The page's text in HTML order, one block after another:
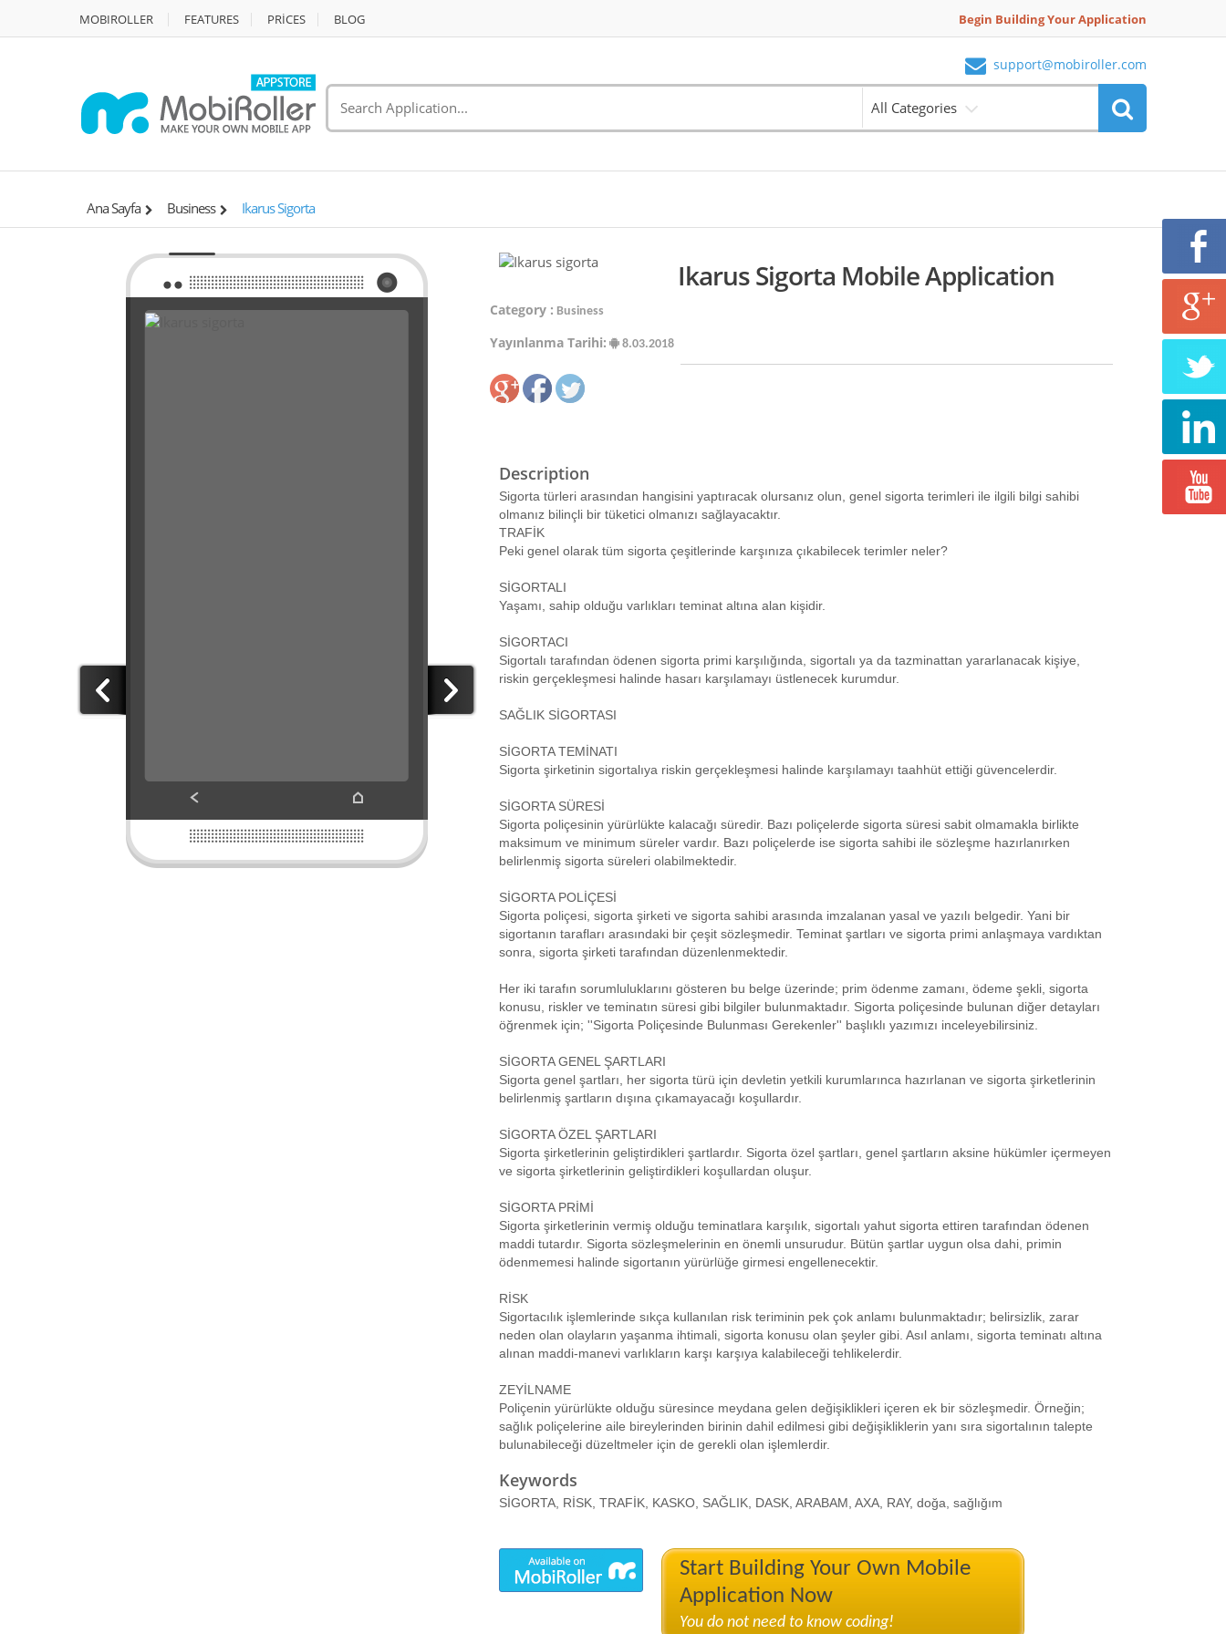
MOBIROLLER FEATURES PRİCES BLOG Begin Building Your Application
support@mobiroller.com
All Categories
Ana Sayfa Business Ikarus Sigorta
Ikarus Sigorta Mobile Application
Category : Business
Yayınlanma Tarihi: 8.03.2018
Description
Sigorta türleri arasından hangisini yaptıracak olursanız olun, genel sigorta terimleri ile ilgili bilgi sahibi
olmanız bilinçli bir tüketici olmanızı sağlayacaktır.
TRAFİK
Peki genel olarak tüm sigorta çeşitlerinde karşınıza çıkabilecek terimler neler?
SİGORTALI
Yaşamı, sahip olduğu varlıkları teminat altına alan kişidir.
SİGORTACI
Sigortalı tarafından ödenen sigorta primi karşılığında, sigortalı ya da tazminattan yararlanacak kişiye,
riskin gerçekleşmesi halinde hasarı karşılamayı üstlenecek kurumdur.
SAĞLIK SİGORTASI
SİGORTA TEMİNATI
Sigorta şirketinin sigortalıya riskin gerçekleşmesi halinde karşılamayı taahhüt ettiği güvencelerdir.
SİGORTA SÜRESİ
Sigorta poliçesinin yürürlükte kalacağı süredir. Bazı poliçelerde sigorta süresi sabit olmamakla birlikte
maksimum ve minimum süreler vardır. Bazı poliçelerde ise sigorta sahibi ile sözleşme hazırlanırken
belirlenmiş sigorta süreleri olabilmektedir.
SİGORTA POLİÇESİ
Sigorta poliçesi, sigorta şirketi ve sigorta sahibi arasında imzalanan yasal ve yazılı belgedir. Yani bir
sigortanın tarafları arasındaki bir çeşit sözleşmedir. Teminat şartları ve sigorta primi anlaşmaya vardıktan
sonra, sigorta şirketi tarafından düzenlenmektedir.
Her iki tarafın sorumluluklarını gösteren bu belge üzerinde; prim ödenme zamanı, ödeme şekli, sigorta
konusu, riskler ve teminatın süresi gibi bilgiler bulunmaktadır. Sigorta poliçesinde bulunan diğer detayları
öğrenmek için; ''Sigorta Poliçesinde Bulunması Gerekenler'' başlıklı yazımızı inceleyebilirsiniz.
SİGORTA GENEL ŞARTLARI
Sigorta genel şartları, her sigorta türü için devletin yetkili kurumlarınca hazırlanan ve sigorta şirketlerinin
belirlenmiş şartların dışına çıkamayacağı koşullardır.
SİGORTA ÖZEL ŞARTLARI
Sigorta şirketlerinin geliştirdikleri şartlardır. Sigorta özel şartları, genel şartların aksine hükümler içermeyen
ve sigorta şirketlerinin geliştirdikleri koşullardan oluşur.
SİGORTA PRİMİ
Sigorta şirketlerinin vermiş olduğu teminatlara karşılık, sigortalı yahut sigorta ettiren tarafından ödenen
maddi tutardır. Sigorta sözleşmelerinin en önemli unsurudur. Bütün şartlar uygun olsa dahi, primin
ödenmemesi halinde sigortanın yürürlüğe girmesi engellenecektir.
RİSK
Sigortacılık işlemlerinde sıkça kullanılan risk teriminin pek çok anlamı bulunmaktadır; belirsizlik, zarar
neden olan olayların yaşanma ihtimali, sigorta konusu olan şeyler gibi. Asıl anlamı, sigorta teminatı altına
alınan maddi-manevi varlıkların karşı karşıya kalabileceği tehlikelerdir.
ZEYİLNAME
Poliçenin yürürlükte olduğu süresince meydana gelen değişiklikleri içeren ek bir sözleşmedir. Örneğin;
sağlık poliçelerine aile bireylerinden birinin dahil edilmesi gibi değişikliklerin yanı sıra sigortalının talepte
bulunabileceği düzeltmeler için de gerekli olan işlemlerdir.
Keywords
SİGORTA, RİSK, TRAFİK, KASKO, SAĞLIK, DASK, ARABAM, AXA, RAY, doğa, sağlığım
Start Building Your Own Mobile
Application Now
You do not need to know coding!